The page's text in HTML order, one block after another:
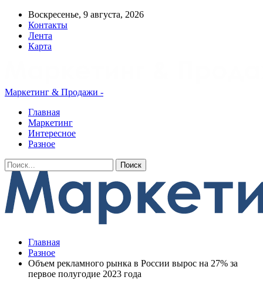
Воскресенье, 9 августа, 2026
Контакты
Лента
Карта
Маркетинг & Продажи -
Главная
Маркетинг
Интересное
Разное
Главная
Разное
Объем рекламного рынка в России вырос на 27% за
первое полугодие 2023 года